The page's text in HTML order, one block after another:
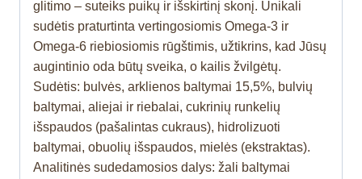
glitimo – suteiks puikų ir išskirtinį skonį. Unikali
sudėtis praturtinta vertingosiomis Omega-3 ir
Omega-6 riebiosiomis rūgštimis, užtikrins, kad Jūsų
augintinio oda būtų sveika, o kailis žvilgėtų.
Sudėtis: bulvės, arklienos baltymai 15,5%, bulvių
baltymai, aliejai ir riebalai, cukrinių runkelių
išspaudos (pašalintas cukraus), hidrolizuoti
baltymai, obuolių išspaudos, mielės (ekstraktas).
Analitinės sudedamosios dalys: žali baltymai